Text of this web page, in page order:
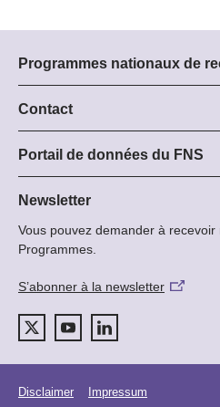
Programmes nationaux de
Vous trouverez ici des
nationaux de recherche (PNR) :
Tous les PNR
Contact
Manager du programme
Dr Stephanie Schönholzer, SNF
Tél.: +
22
Portail de données du FNS
Vous trouverez ici des
recherche et les subsides
Recherche de projets
Newsletter
Vous pouvez demander à
Programmes.
S’abonner à la newsletter
Disclaimer Impressum